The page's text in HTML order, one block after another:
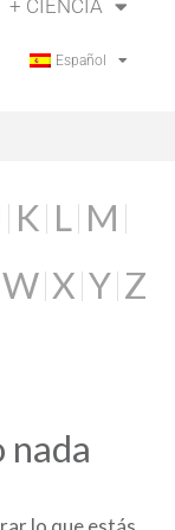
+ CIENCIA
Español
K L M
W X Y Z
nada